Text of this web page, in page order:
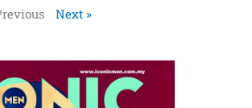
Next »